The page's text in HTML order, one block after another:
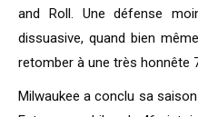
and Roll. Une défense
dissuasive, quand bien
retomber à une très honnête
Milwaukee a conclu sa